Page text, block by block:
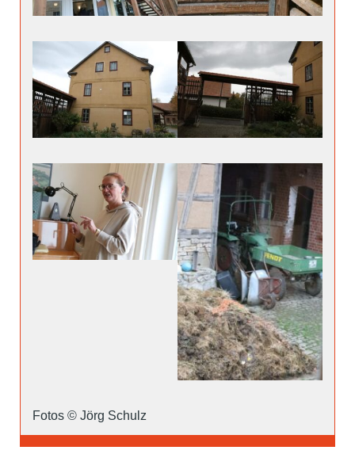
Fotos © Jörg Schulz